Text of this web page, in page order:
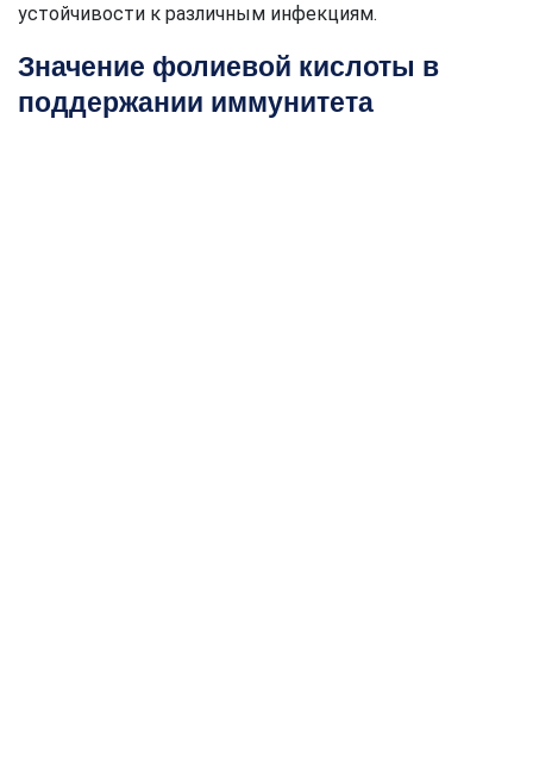
устойчивости к различным инфекциям.
Значение фолиевой кислоты в
поддержании иммунитета